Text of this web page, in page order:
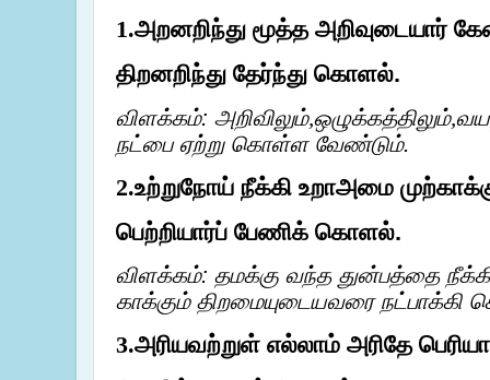
1.அறனறிந்து மூத்த அறிவுடையார்
திறனறிந்து தேர்ந்து கொளல்.
விளக்கம்: அறிவிலும்,ஒழுக்கத்திலும்,
நட்பை ஏற்று கொள்ள வேண்டும்.
2.உற்றுநோய் நீக்கி உறாஅமை
பெற்றியார்ப் பேணிக் கொளல்.
விளக்கம்: தமக்கு வந்த துன்பத்தை
காக்கும் திறமையுடையவரை
3.அரியவற்றுள் எல்லாம் அரிதே